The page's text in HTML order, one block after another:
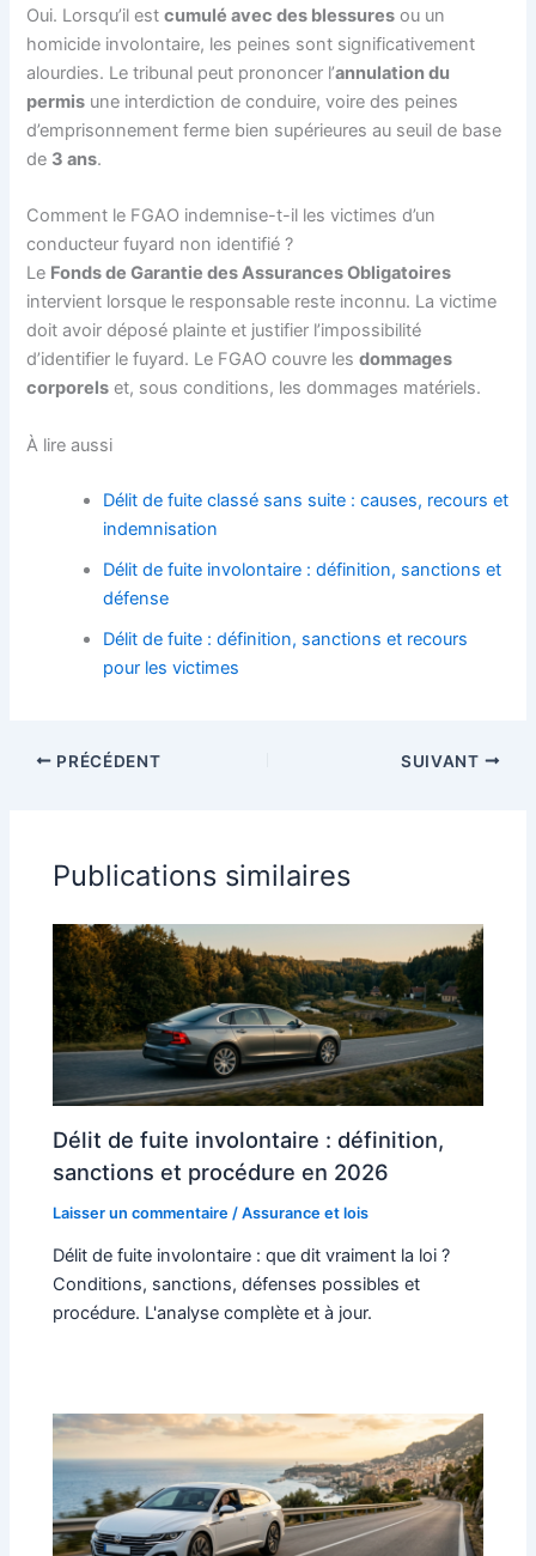
Oui. Lorsqu’il estcumulé avec des blessures ou un
homicide involontaire, les peines sont significativement
alourdies. Le tribunal peut prononcer l’annulation du
permis une interdiction de conduire, voire des peines
d’emprisonnement ferme bien supérieures au seuil de base
de 3 ans.
Comment le FGAO indemnise-t-il les victimes d’un
conducteur fuyard non identifié ?
Le Fonds de Garantie des Assurances Obligatoires
intervient lorsque le responsable reste inconnu. La victime
doit avoir déposé plainte et justifier l’impossibilité
d’identifier le fuyard. Le FGAO couvre lesdommages
corporels et, sous conditions, les dommages matériels.
À lire aussi
Délit de fuite classé sans suite : causes, recours et
indemnisation
Délit de fuite involontaire : définition, sanctions et
défense
Délit de fuite : définition, sanctions et recours
pour les victimes
PRÉCÉDENT SUIVANT
Publications similaires
Délit de fuite involontaire : définition,
sanctions et procédure en 2026
Laisser un commentaire /Assurance et lois
Délit de fuite involontaire : que dit vraiment la loi ?
Conditions, sanctions, défenses possibles et
procédure. L'analyse complète et à jour.